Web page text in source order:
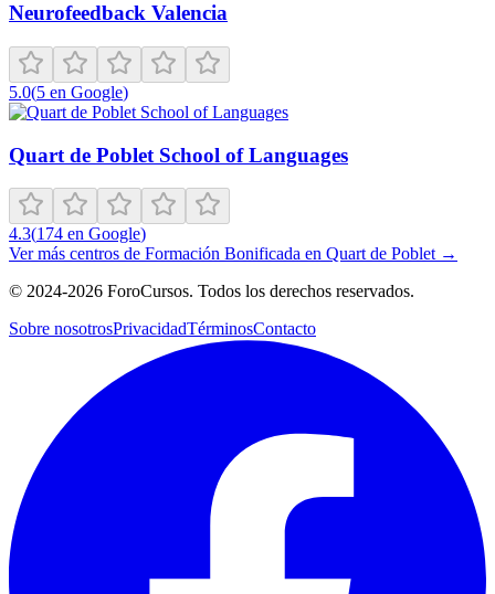
Neurofeedback Valencia
5.0(5 en Google)
Quart de Poblet School of Languages
4.3(174 en Google)
Ver más centros de Formación Bonificada en Quart de Poblet →
© 2024-2026 ForoCursos. Todos los derechos reservados.
Sobre nosotrosPrivacidadTérminosContacto